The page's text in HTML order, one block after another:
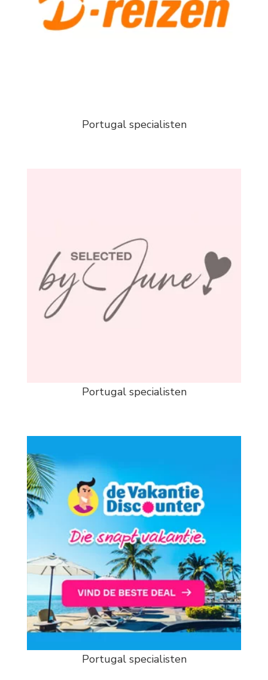
Portugal specialisten
Portugal specialisten
Portugal specialisten